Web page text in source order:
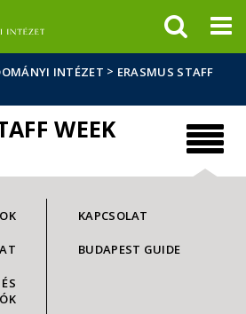
INTÉZET > ERASMUS STAFF
WEEK
KAPCSOLAT
BUDAPEST GUIDE